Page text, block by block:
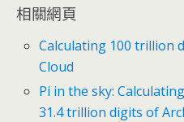
相關網頁
Calculating 100 trillion
Cloud
Pi in the sky:
31.4 trillion digits of